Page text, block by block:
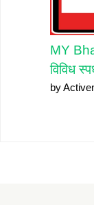
MY
विविध
by